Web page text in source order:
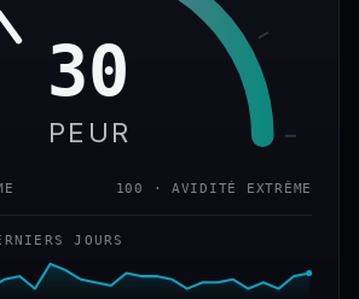
30
PEUR
100 · AVIDITÉ EXTRÊME
JOURS